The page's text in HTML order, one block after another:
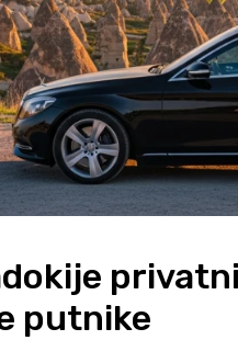
putnike